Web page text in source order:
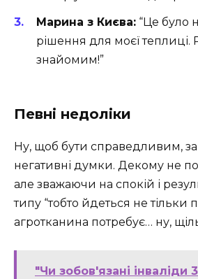
Марина з Києва: “Це було
рішення для моєї
знайомим!”
Певні недоліки
Ну, щоб бути справедливим,
негативні думки. Декому не
але зважаючи на спокій і
типу “тобто йдеться не тільки
агротканина потребує… ну,
"Чи зобов'язані інваліди